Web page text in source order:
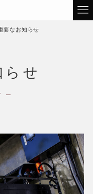
要なお知らせ
せ
–